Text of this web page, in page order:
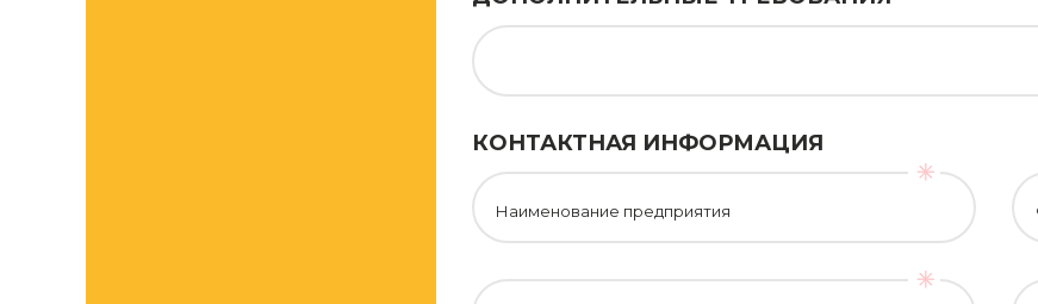
КОНТАКТНАЯ ИНФОРМАЦИЯ
Наименование предприятия